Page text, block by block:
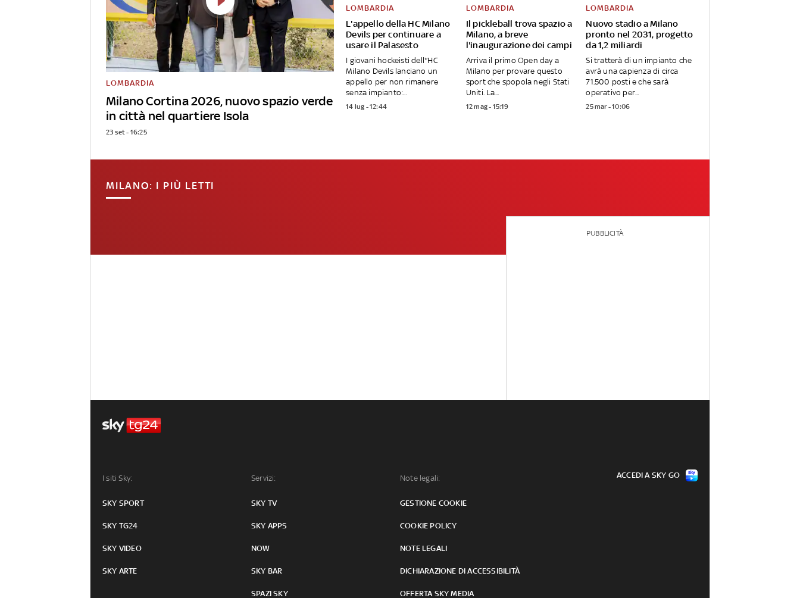
Milano Cortina 2026, nuovo spazio verde
in città nel quartiere Isola
LOMBARDIA
23 set - 16:25
L'appello della HC Milano
Devils per continuare a
usare il Palasesto
LOMBARDIA
I giovani hockeisti dell'’HC
Milano Devils lanciano un
appello per non rimanere
senza impianto:...
14 lug - 12:44
Il pickleball trova spazio a
Milano, a breve
l'inaugurazione dei campi
LOMBARDIA
Arriva il primo Open day a
Milano per provare questo
sport che spopola negli Stati
Uniti. La...
12 mag - 15:19
Nuovo stadio a Milano
pronto nel 2031, progetto
da 1,2 miliardi
LOMBARDIA
Si tratterà di un impianto che
avrà una capienza di circa
71.500 posti e che sarà
operativo per...
25 mar - 10:06
MILANO: I PIÙ LETTI
PUBBLICITÀ
I siti Sky:
SKY SPORT
SKY TG24
SKY VIDEO
SKY ARTE
Servizi:
SKY TV
SKY APPS
NOW
SKY BAR
SPAZI SKY
Note legali:
GESTIONE COOKIE
COOKIE POLICY
NOTE LEGALI
DICHIARAZIONE DI ACCESSIBILITÀ
OFFERTA SKY MEDIA
ACCEDI A SKY GO